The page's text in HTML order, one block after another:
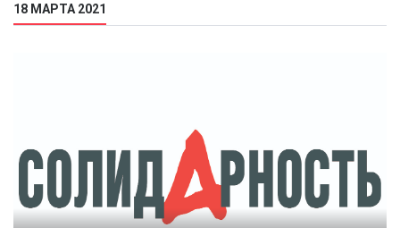
18 МАРТА 2021